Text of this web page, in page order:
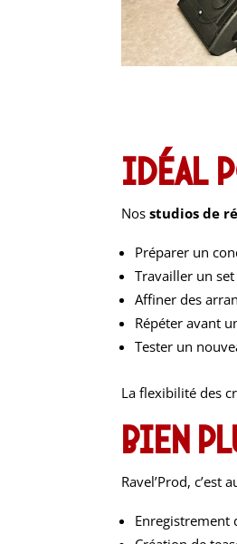
Idéal
Nosstudios de
Préparer un
Travailler un
Affiner des
Répéter avant
Tester un
La flexibilité des
Bien
Ravel’Prod,
Enregistrement